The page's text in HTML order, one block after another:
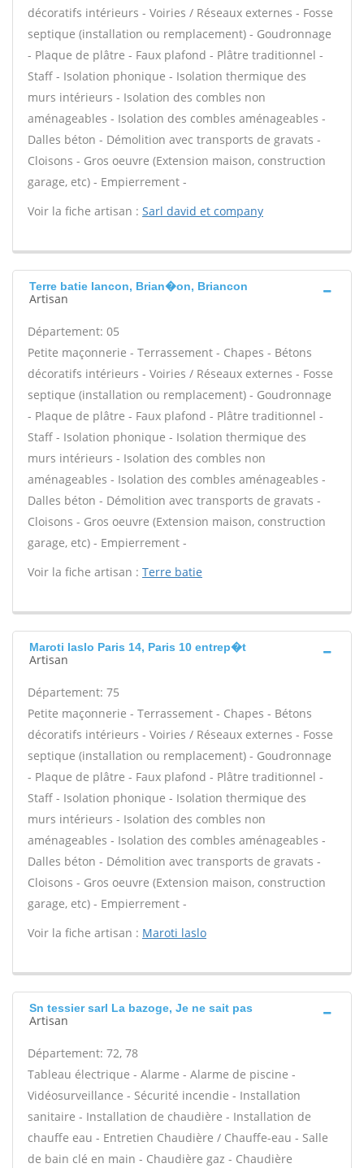
décoratifs intérieurs - Voiries / Réseaux externes - Fosse
septique (installation ou remplacement) - Goudronnage
- Plaque de plâtre - Faux plafond - Plâtre traditionnel -
Staff - Isolation phonique - Isolation thermique des
murs intérieurs - Isolation des combles non
aménageables - Isolation des combles aménageables -
Dalles béton - Démolition avec transports de gravats -
Cloisons - Gros oeuvre (Extension maison, construction
garage, etc) - Empierrement -
Voir la fiche artisan : Sarl david et company
Terre batie Iancon, Brian�on, Briancon
Artisan
Département: 05
Petite maçonnerie - Terrassement - Chapes - Bétons
décoratifs intérieurs - Voiries / Réseaux externes - Fosse
septique (installation ou remplacement) - Goudronnage
- Plaque de plâtre - Faux plafond - Plâtre traditionnel -
Staff - Isolation phonique - Isolation thermique des
murs intérieurs - Isolation des combles non
aménageables - Isolation des combles aménageables -
Dalles béton - Démolition avec transports de gravats -
Cloisons - Gros oeuvre (Extension maison, construction
garage, etc) - Empierrement -
Voir la fiche artisan : Terre batie
Maroti laslo Paris 14, Paris 10 entrep�t
Artisan
Département: 75
Petite maçonnerie - Terrassement - Chapes - Bétons
décoratifs intérieurs - Voiries / Réseaux externes - Fosse
septique (installation ou remplacement) - Goudronnage
- Plaque de plâtre - Faux plafond - Plâtre traditionnel -
Staff - Isolation phonique - Isolation thermique des
murs intérieurs - Isolation des combles non
aménageables - Isolation des combles aménageables -
Dalles béton - Démolition avec transports de gravats -
Cloisons - Gros oeuvre (Extension maison, construction
garage, etc) - Empierrement -
Voir la fiche artisan : Maroti laslo
Sn tessier sarl La bazoge, Je ne sait pas
Artisan
Département: 72, 78
Tableau électrique - Alarme - Alarme de piscine -
Vidéosurveillance - Sécurité incendie - Installation
sanitaire - Installation de chaudière - Installation de
chauffe eau - Entretien Chaudière / Chauffe-eau - Salle
de bain clé en main - Chaudière gaz - Chaudière